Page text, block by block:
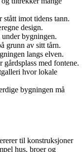
imot tidens tann.
design.
bygningen.
grunn av sitt tårn.
langs elven.
med fontene.
hvor lokale
bygningen må
til konstruksjoner
hus, broer og